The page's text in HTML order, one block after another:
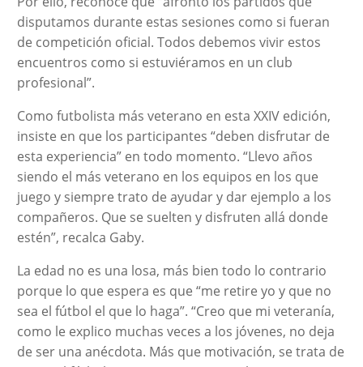
disputamos durante estas sesiones como si fueran
de competición oficial. Todos debemos vivir estos
encuentros como si estuviéramos en un club
profesional”.
Como futbolista más veterano en esta XXIV edición,
insiste en que los participantes “deben disfrutar de
esta experiencia” en todo momento. “Llevo años
siendo el más veterano en los equipos en los que
juego y siempre trato de ayudar y dar ejemplo a los
compañeros. Que se suelten y disfruten allá donde
estén”, recalca Gaby.
La edad no es una losa, más bien todo lo contrario
porque lo que espera es que “me retire yo y que no
sea el fútbol el que lo haga”. “Creo que mi veteranía,
como le explico muchas veces a los jóvenes, no deja
de ser una anécdota. Más que motivación, se trata de